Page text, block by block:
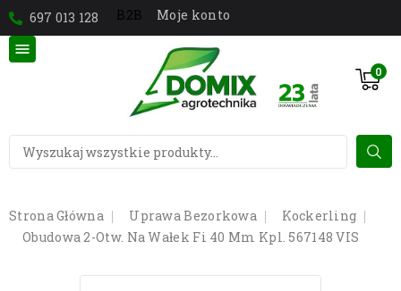
697 013 128 B2B Moje konto
0

Strona Główna Uprawa Bezorkowa
Kockerling
Obudowa 2-Otw. Na Wałek Fi 40 Mm Kpl. 567148 VIS